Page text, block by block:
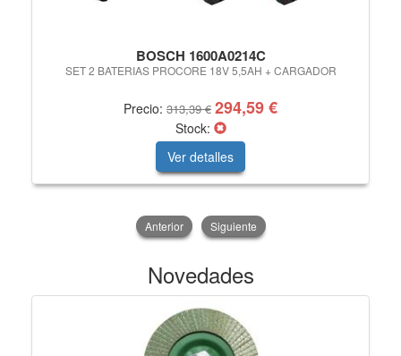
BOSCH 1600A0214C
SET 2 BATERIAS PROCORE 18V 5,5AH + CARGADOR
Precio: 313,39 € 294,59 €
Stock:
Ver detalles
Anterior Siguiente
Novedades